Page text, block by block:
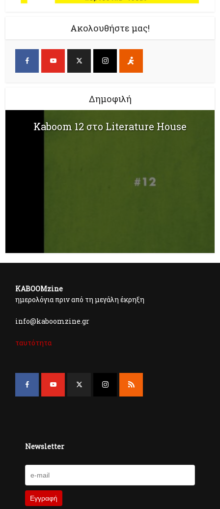
Ακολουθήστε μας!
Δημοφιλή
Kaboom 12 στο Literature House
KABOOMzine
ημερολόγια πριν από τη μεγάλη έκρηξη
info@kaboomzine.gr
ταυτότητα
Newsletter